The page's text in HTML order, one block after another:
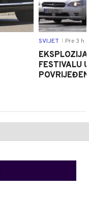
SVIJET Pre 3 h
FESTIVALU